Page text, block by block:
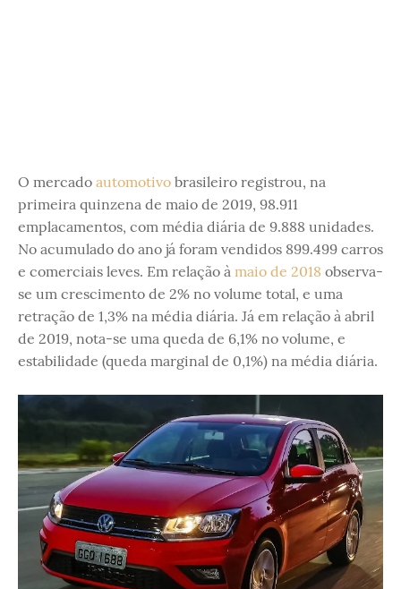
O mercado automotivo brasileiro registrou, na
primeira quinzena de maio de 2019, 98.911
emplacamentos, com média diária de 9.888 unidades.
No acumulado do ano já foram vendidos 899.499 carros
e comerciais leves. Em relação à maio de 2018 observa-
se um crescimento de 2% no volume total, e uma
retração de 1,3% na média diária. Já em relação à abril
de 2019, nota-se uma queda de 6,1% no volume, e
estabilidade (queda marginal de 0,1%) na média diária.